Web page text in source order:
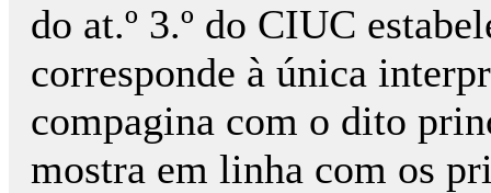
do at.º 3.º do CIUC
corresponde à única
compagina com o dito
mostra em linha com os